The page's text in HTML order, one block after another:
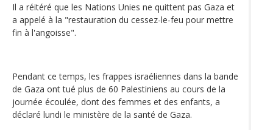
Il a réitéré que les Nations Unies ne quittent pas Gaza et
a appelé à la "restauration du cessez-le-feu pour mettre
fin à l'angoisse".
Pendant ce temps, les frappes israéliennes dans la bande
de Gaza ont tué plus de 60 Palestiniens au cours de la
journée écoulée, dont des femmes et des enfants, a
déclaré lundi le ministère de la santé de Gaza.